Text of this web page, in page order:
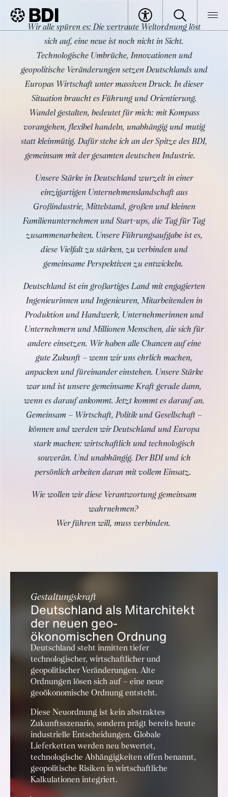
Specials Perspektiven BDI
»Wer führen will, muss
verbinden.«
Wir alle spüren es: Die vertraute Weltordnung löst
sich auf, eine neue ist noch nicht in Sicht.
Technologische Umbrüche, Innovationen und
geopolitische Veränderungen setzen Deutschlands und
Europas Wirtschaft unter massiven Druck. In dieser
Situation braucht es Führung und Orientierung.
Wandel gestalten, bedeutet für mich: mit Kompass
vorangehen, flexibel handeln, unabhängig und mutig
statt kleinmütig. Dafür stehe ich an der Spitze des BDI,
gemeinsam mit der gesamten deutschen Industrie.
Unsere Stärke in Deutschland wurzelt in einer
einzigartigen Unternehmenslandschaft aus
Großindustrie, Mittelstand, großen und kleinen
Familienunternehmen und Start-ups, die Tag für Tag
zusammenarbeiten. Unsere Führungsaufgabe ist es,
diese Vielfalt zu stärken, zu verbinden und
gemeinsame Perspektiven zu entwickeln.
Deutschland ist ein großartiges Land mit engagierten
Ingenieurinnen und Ingenieuren, Mitarbeitenden in
Produktion und Handwerk, Unternehmerinnen und
Unternehmern und Millionen Menschen, die sich für
andere einsetzen. Wir haben alle Chancen auf eine
gute Zukunft – wenn wir uns ehrlich machen,
anpacken und füreinander einstehen. Unsere Stärke
war und ist unsere gemeinsame Kraft gerade dann,
wenn es darauf ankommt. Jetzt kommt es darauf an.
Gemeinsam – Wirtschaft, Politik und Gesellschaft –
können und werden wir Deutschland und Europa
stark machen: wirtschaftlich und technologisch
souverän. Und unabhängig. Der BDI und ich
persönlich arbeiten daran mit vollem Einsatz.
Wie wollen wir diese Verantwortung gemeinsam
wahrnehmen?
Wer führen will, muss verbinden.
Gestaltungskraft
Deutschland als Mitarchitekt
der neuen geo-
ökonomischen Ordnung
Deutschland steht inmitten tiefer
technologischer, wirtschaftlicher und
geopolitischer Veränderungen. Alte
Ordnungen lösen sich auf – eine neue
geoökonomische Ordnung entsteht.
Diese Neuordnung ist kein abstraktes
Zukunftsszenario, sondern prägt bereits heute
industrielle Entscheidungen. Globale
Lieferketten werden neu bewertet,
technologische Abhängigkeiten offen benannt,
geopolitische Risiken in wirtschaftliche
Kalkulationen integriert.